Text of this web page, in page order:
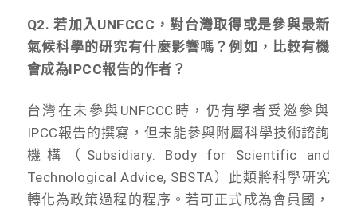
Q2. 若加入UNFCCC，對台灣取得或是參與最新
氣候科學的研究有什麼影響嗎？例如， 比較有機
會成為IPCC報告的作者？
台灣在未參與UNFCCC時， 仍有學者受邀參與
IPCC報告的撰寫， 但未能參與附屬科學技術諮詢
機構（Subsidiary. Body for Scientific and
Technological Advice, SBSTA）此類將科學研究
轉化為政策過程的程序。若可正式成為會員國，